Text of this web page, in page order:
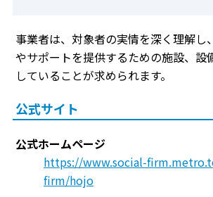
事業者は、対象者の実情を深く理解し
やサポートを提供するための施設、設
していることが求められます。
公式サイト
公式ホームページ
https://www.social-
firm/hojo